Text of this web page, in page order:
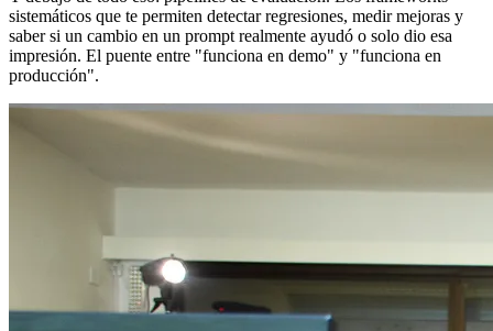
sistemáticos que te permiten detectar regresiones, medir mejoras y
saber si un cambio en un prompt realmente ayudó o solo dio esa
impresión. El puente entre "funciona en demo" y "funciona en
producción".